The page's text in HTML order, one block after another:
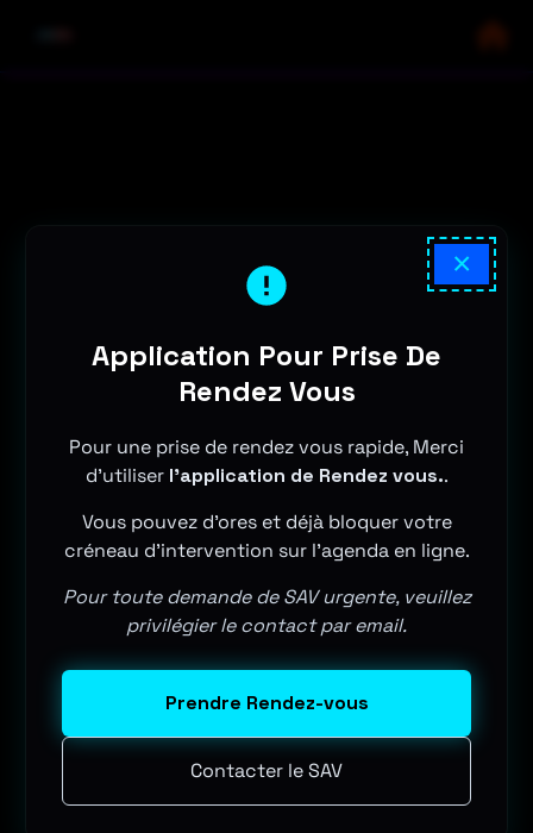
×
Application Pour Prise De
Rendez Vous
Pour une prise de rendez vous rapide, Merci
d'utiliser l'application de Rendez vous..
Vous pouvez d'ores et déjà bloquer votre
créneau d'intervention sur l'agenda en ligne.
Pour toute demande de SAV urgente, veuillez
privilégier le contact par email.
Prendre Rendez-vous
Contacter le SAV